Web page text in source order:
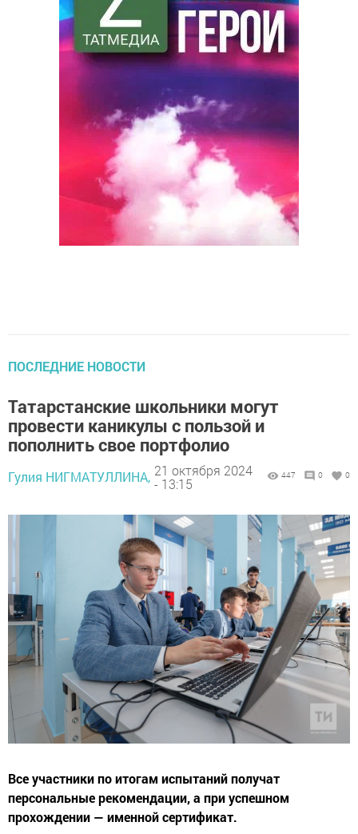
ПОСЛЕДНИЕ НОВОСТИ
Татарстанские школьники могут
провести каникулы с пользой и
пополнить свое портфолио
Гулия НИГМАТУЛЛИНА, 21 октября 2024
- 13:15
447 0 0
Все участники по итогам испытаний получат
персональные рекомендации, а при успешном
прохождении — именной сертификат.